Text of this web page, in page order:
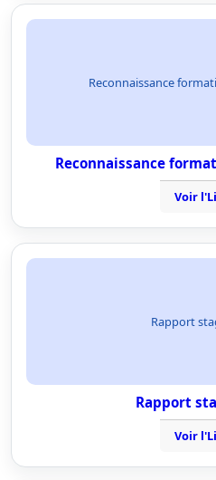
Reconnaissance
Reconnaissance
Voir
Rapport
Rapport
Voir